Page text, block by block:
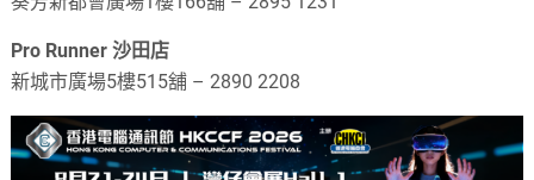
Pro Runner 沙田店
新城市廣場5樓515舖 – 2890 2208